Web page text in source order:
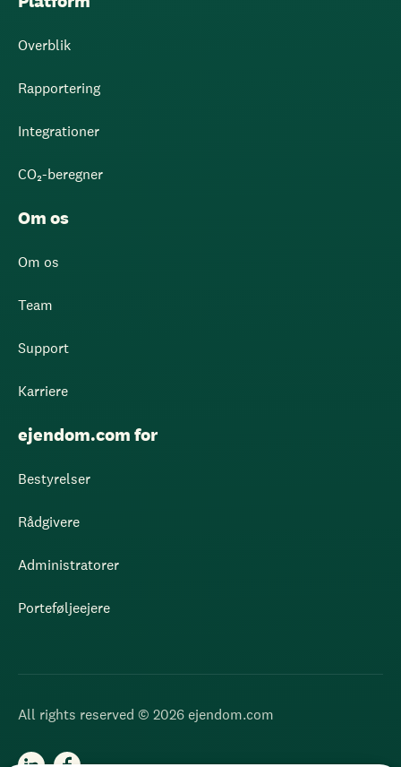
Overblik
Rapportering
Integrationer
CO₂-beregner
Om os
Om os
Team
Support
Karriere
ejendom.com for
Bestyrelser
Rådgivere
Administratorer
Porteføljeejere
All rights reserved © 2026 ejendom.com